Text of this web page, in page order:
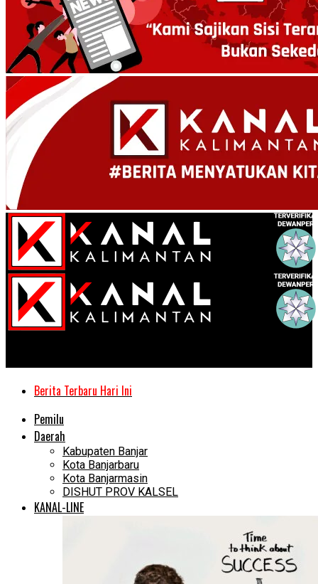
Berita Terbaru Hari Ini
Pemilu
Daerah
Kabupaten Banjar
Kota Banjarbaru
Kota Banjarmasin
DISHUT PROV KALSEL
KANAL-LINE